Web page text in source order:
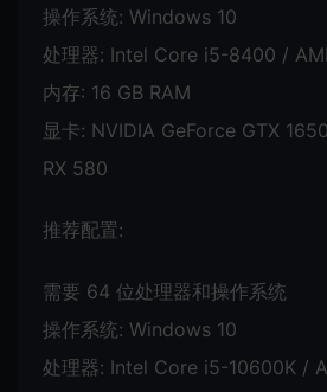
操作系统: Windows 10
处理器: Intel Core i5-8400 /
内存: 16 GB RAM
显卡: NVIDIA GeForce GTX
RX 580
推荐配置:
需要 64 位处理器和操作系统
操作系统: Windows 10
处理器: Intel Core i5-10600K /